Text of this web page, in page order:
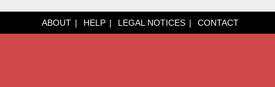
ABOUT HELP LEGAL NOTICES CONTACT